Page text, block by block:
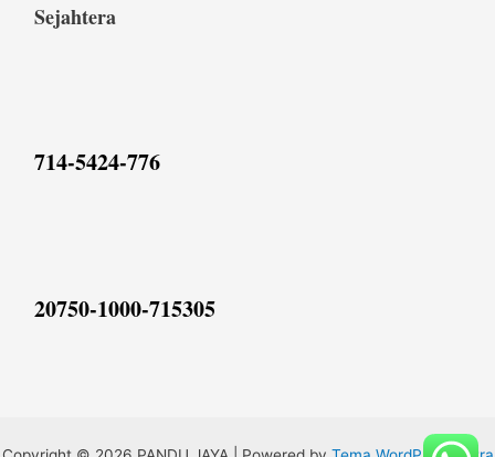
Sejahtera
714-5424-776
20750-1000-715305